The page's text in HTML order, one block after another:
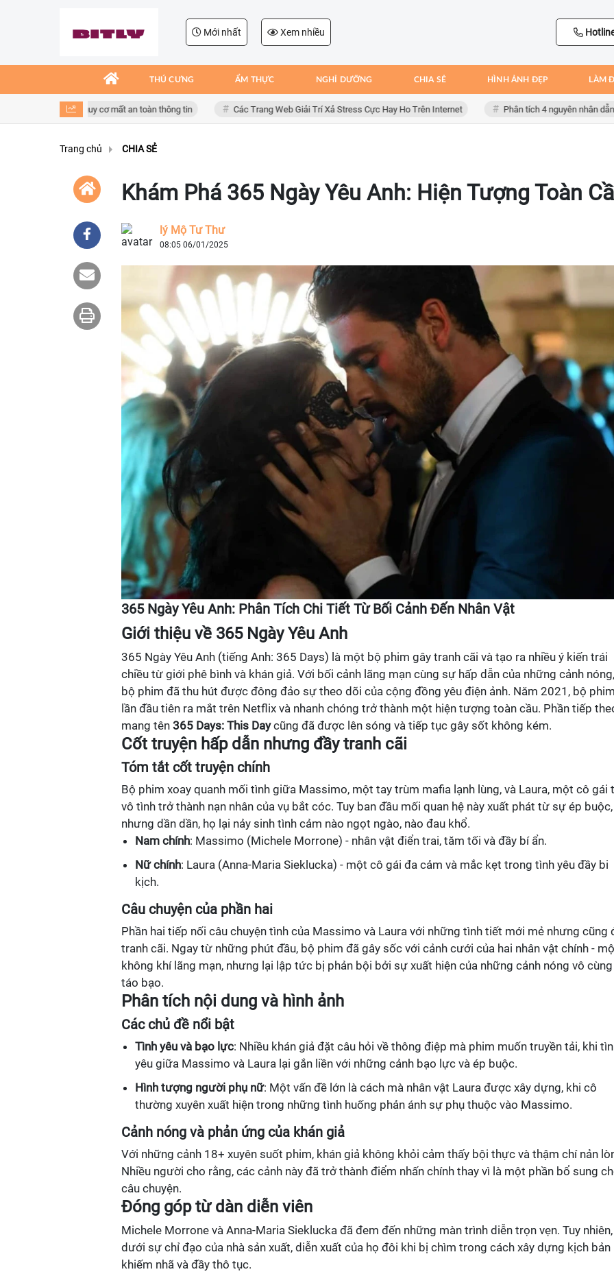
Mới nhất Xem nhiều
THÚ CƯNG ẨM THỰC NGHỈ DƯỠNG CHIA SẺ HÌNH ẢNH ĐẸP LÀM
giả mạo, nguy cơ mất an toàn thông tin Các Trang Web Giải Trí Xả Stress Cực Hay Ho Trên Internet Phân tích 4 nguyên nhân dẫn đến
Trang chủ CHIA SẺ
Khám Phá 365 Ngày Yêu Anh: Hiện Tượng Toàn
lý Mộ Tư Thư
08:05 06/01/2025
365 Ngày Yêu Anh: Phân Tích Chi Tiết Từ Bối Cảnh Đến Nhân Vật
Giới thiệu về 365 Ngày Yêu Anh
365 Ngày Yêu Anh (tiếng Anh: 365 Days) là một bộ phim gây tranh cãi và tạo ra nhiều ý kiến trái
chiều từ giới phê bình và khán giả. Với bối cảnh lãng mạn cùng sự hấp dẫn của những cảnh nóng,
bộ phim đã thu hút được đông đảo sự theo dõi của cộng đồng yêu điện ảnh. Năm 2021, bộ phim
lần đầu tiên ra mắt trên Netflix và nhanh chóng trở thành một hiện tượng toàn cầu. Phần tiếp
mang tên 365 Days: This Daycũng đã được lên sóng và tiếp tục gây sốt không kém.
Cốt truyện hấp dẫn nhưng đầy tranh cãi
Tóm tắt cốt truyện chính
Bộ phim xoay quanh mối tình giữa Massimo, một tay trùm mafia lạnh lùng, và Laura, một cô gái
vô tình trở thành nạn nhân của vụ bắt cóc. Tuy ban đầu mối quan hệ này xuất phát từ sự ép buộc,
nhưng dần dần, họ lại nảy sinh tình cảm nào ngọt ngào, nào đau khổ.
Nam chính: Massimo (Michele Morrone) - nhân vật điển trai, tăm tối và đầy bí ẩn.
Nữ chính: Laura (Anna-Maria Sieklucka) - một cô gái đa cảm và mắc kẹt trong tình yêu đầy bi
kịch.
Câu chuyện của phần hai
Phần hai tiếp nối câu chuyện tình của Massimo và Laura với những tình tiết mới mẻ nhưng cũng
tranh cãi. Ngay từ những phút đầu, bộ phim đã gây sốc với cảnh cưới của hai nhân vật chính -
không khí lãng mạn, nhưng lại lập tức bị phản bội bởi sự xuất hiện của những cảnh nóng vô cùng
táo bạo.
Phân tích nội dung và hình ảnh
Các chủ đề nổi bật
Tình yêu và bạo lực: Nhiều khán giả đặt câu hỏi về thông điệp mà phim muốn truyền tải, khi
yêu giữa Massimo và Laura lại gắn liền với những cảnh bạo lực và ép buộc.
Hình tượng người phụ nữ: Một vấn đề lớn là cách mà nhân vật Laura được xây dựng, khi cô
thường xuyên xuất hiện trong những tình huống phản ánh sự phụ thuộc vào Massimo.
Cảnh nóng và phản ứng của khán giả
Với những cảnh 18+ xuyên suốt phim, khán giả không khỏi cảm thấy bội thực và thậm chí nản
Nhiều người cho rằng, các cảnh này đã trở thành điểm nhấn chính thay vì là một phần bổ sung
câu chuyện.
Đóng góp từ dàn diễn viên
Michele Morrone và Anna-Maria Sieklucka đã đem đến những màn trình diễn trọn vẹn. Tuy nhiên,
dưới sự chỉ đạo của nhà sản xuất, diễn xuất của họ đôi khi bị chìm trong cách xây dựng kịch bản
khiếm nhã và đầy thô tục.